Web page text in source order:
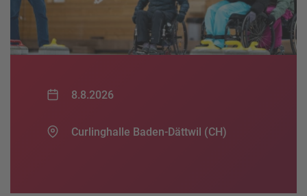
8.8.2026
Curlinghalle Baden-Dättwil (CH)